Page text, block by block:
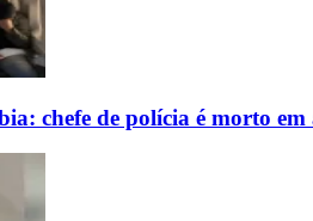
chefe de polícia é morto em